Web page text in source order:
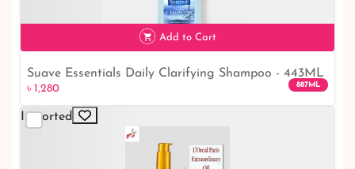
৳ 850
৳ 1,280
Add to Cart
Suave Essentials Daily Clarifying Shampoo - 443ML
৳ 1,280 887ML
Imported